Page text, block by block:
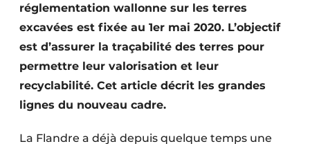
Construction bois
Éclairage
Fondations
Façades
réglementation wallonne sur les terres
excavées est fixée au 1er mai 2020. L’objectif
est d’assurer la traçabilité des terres pour
permettre leur valorisation et leur
recyclabilité. Cet article décrit les grandes
lignes du nouveau cadre.
La Flandre a déjà depuis quelque temps une